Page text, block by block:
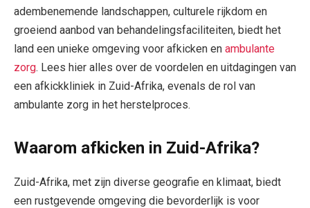
adembenemende landschappen, culturele rijkdom en
groeiend aanbod van behandelingsfaciliteiten, biedt het
land een unieke omgeving voor afkicken en ambulante
zorg. Lees hier alles over de voordelen en uitdagingen van
een afkickkliniek in Zuid-Afrika, evenals de rol van
ambulante zorg in het herstelproces.
Waarom afkicken in Zuid-Afrika?
Zuid-Afrika, met zijn diverse geografie en klimaat, biedt
een rustgevende omgeving die bevorderlijk is voor